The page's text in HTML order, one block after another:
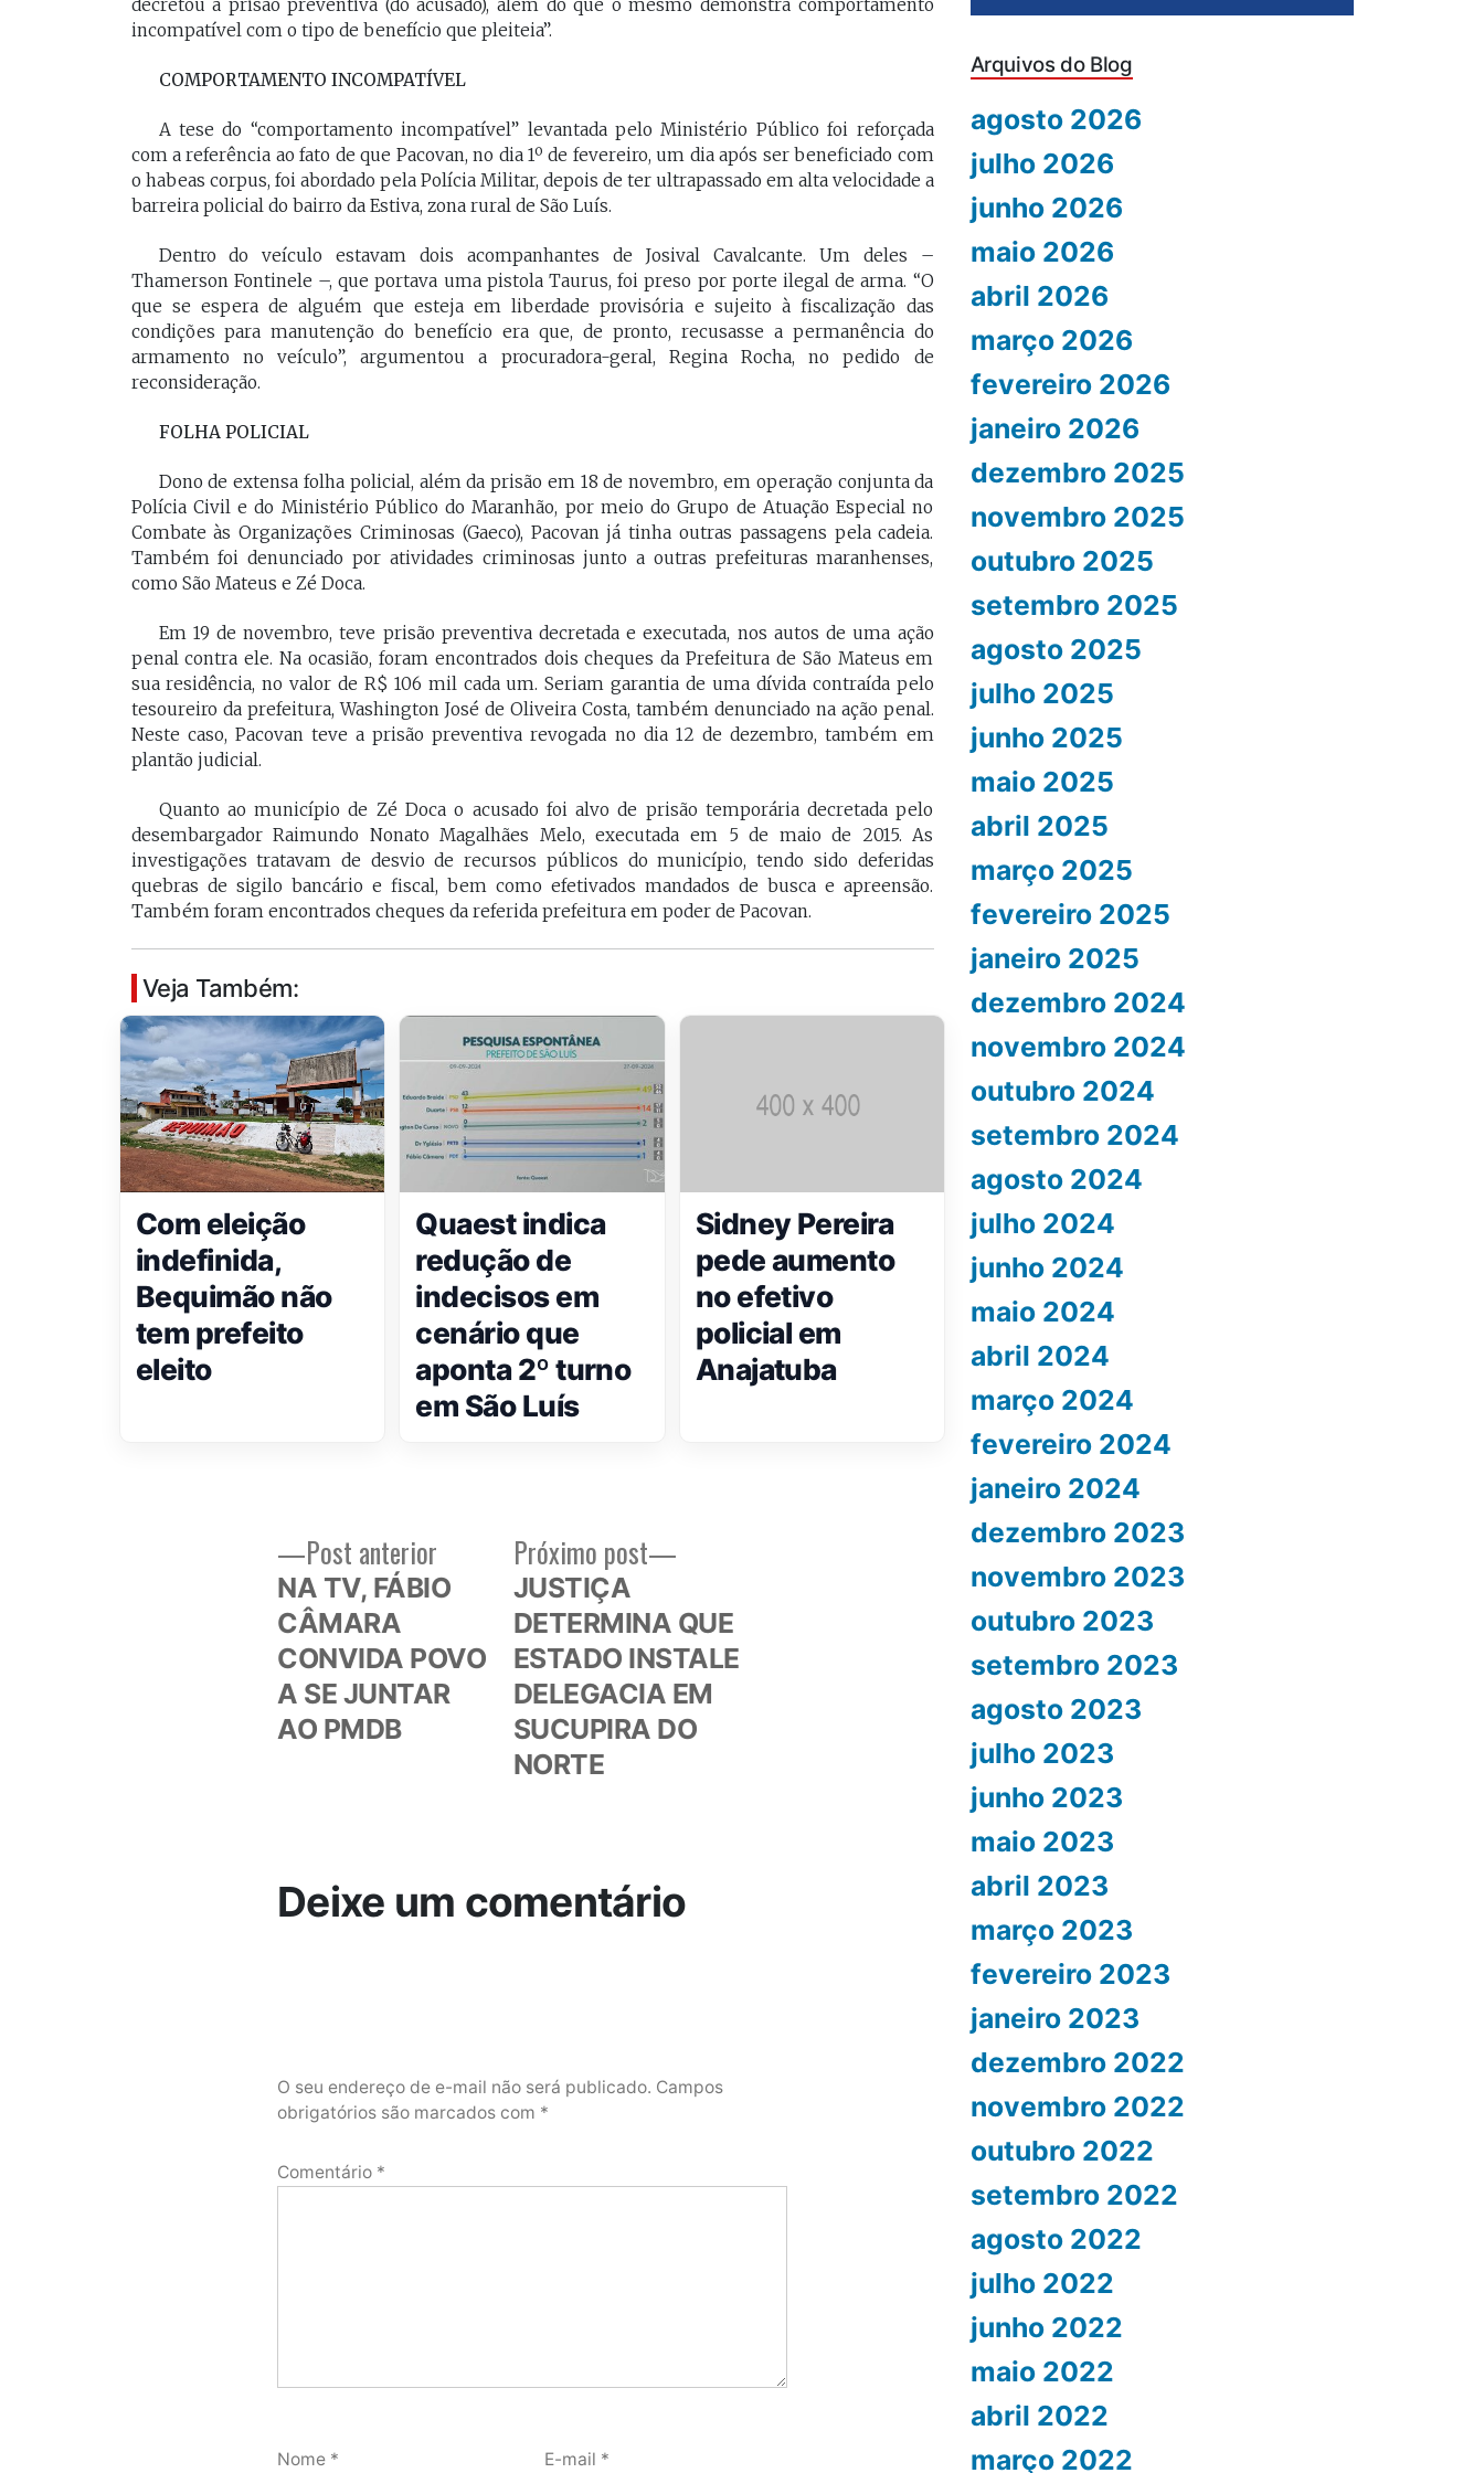
decretou a prisão preventiva (do acusado), além do que o mesmo demonstra comportamento
incompatível com o tipo de benefício que pleiteia”.
COMPORTAMENTO INCOMPATÍVEL
A tese do “comportamento incompatível” levantada pelo Ministério Público foi reforçada
com a referência ao fato de que Pacovan, no dia 1º de fevereiro, um dia após ser beneficiado com
o habeas corpus, foi abordado pela Polícia Militar, depois de ter ultrapassado em alta velocidade a
barreira policial do bairro da Estiva, zona rural de São Luís.
Dentro do veículo estavam dois acompanhantes de Josival Cavalcante. Um deles –
Thamerson Fontinele –, que portava uma pistola Taurus, foi preso por porte ilegal de arma. “O
que se espera de alguém que esteja em liberdade provisória e sujeito à fiscalização das
condições para manutenção do benefício era que, de pronto, recusasse a permanência do
armamento no veículo”, argumentou a procuradora-geral, Regina Rocha, no pedido de
reconsideração.
FOLHA POLICIAL
Dono de extensa folha policial, além da prisão em 18 de novembro, em operação conjunta da
Polícia Civil e do Ministério Público do Maranhão, por meio do Grupo de Atuação Especial no
Combate às Organizações Criminosas (Gaeco), Pacovan já tinha outras passagens pela cadeia.
Também foi denunciado por atividades criminosas junto a outras prefeituras maranhenses,
como São Mateus e Zé Doca.
Em 19 de novembro, teve prisão preventiva decretada e executada, nos autos de uma ação
penal contra ele. Na ocasião, foram encontrados dois cheques da Prefeitura de São Mateus em
sua residência, no valor de R$ 106 mil cada um. Seriam garantia de uma dívida contraída pelo
tesoureiro da prefeitura, Washington José de Oliveira Costa, também denunciado na ação penal.
Neste caso, Pacovan teve a prisão preventiva revogada no dia 12 de dezembro, também em
plantão judicial.
Quanto ao município de Zé Doca o acusado foi alvo de prisão temporária decretada pelo
desembargador Raimundo Nonato Magalhães Melo, executada em 5 de maio de 2015. As
investigações tratavam de desvio de recursos públicos do município, tendo sido deferidas
quebras de sigilo bancário e fiscal, bem como efetivados mandados de busca e apreensão.
Também foram encontrados cheques da referida prefeitura em poder de Pacovan.
Veja Também:
Com eleição
indefinida,
Bequimão não
tem prefeito
eleito
Quaest indica
redução de
indecisos em
cenário que
aponta 2º turno
em São Luís
Sidney Pereira
pede aumento
no efetivo
policial em
Anajatuba
Navegação
Post anterior
anterior:
NA TV, FÁBIO
CÂMARA
CONVIDA POVO
A SE JUNTAR
AO PMDB‏
Próximo post
Próximo
JUSTIÇA
DETERMINA QUE
ESTADO INSTALE
DELEGACIA EM
SUCUPIRA DO
NORTE
Deixe um comentário
O seu endereço de e-mail não será publicado. Campos
obrigatórios são marcados com *
Comentário *
Nome * E-mail *
Arquivos do Blog
agosto 2026
julho 2026
junho 2026
maio 2026
abril 2026
março 2026
fevereiro 2026
janeiro 2026
dezembro 2025
novembro 2025
outubro 2025
setembro 2025
agosto 2025
julho 2025
junho 2025
maio 2025
abril 2025
março 2025
fevereiro 2025
janeiro 2025
dezembro 2024
novembro 2024
outubro 2024
setembro 2024
agosto 2024
julho 2024
junho 2024
maio 2024
abril 2024
março 2024
fevereiro 2024
janeiro 2024
dezembro 2023
novembro 2023
outubro 2023
setembro 2023
agosto 2023
julho 2023
junho 2023
maio 2023
abril 2023
março 2023
fevereiro 2023
janeiro 2023
dezembro 2022
novembro 2022
outubro 2022
setembro 2022
agosto 2022
julho 2022
junho 2022
maio 2022
abril 2022
março 2022